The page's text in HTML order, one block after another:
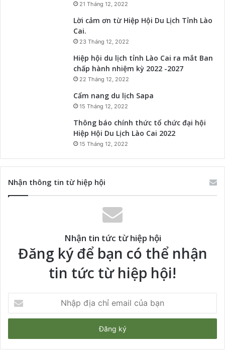
21 Tháng 12, 2022
Lời cảm ơn từ Hiệp Hội Du Lịch Tỉnh Lào
Cai.
23 Tháng 12, 2022
Hiệp hội du lịch tỉnh Lào Cai ra mắt Ban
chấp hành nhiệm kỳ 2022 -2027
22 Tháng 12, 2022
Cẩm nang du lịch Sapa
15 Tháng 12, 2022
Thông báo chính thức tổ chức đại hội
Hiệp Hội Du Lịch Lào Cai 2022
15 Tháng 12, 2022
Nhận thông tin từ hiệp hội
Nhận tin tức từ hiệp hội
Đăng ký để bạn có thể nhận
tin tức từ hiệp hội!
địa
chỉ
của
bạn